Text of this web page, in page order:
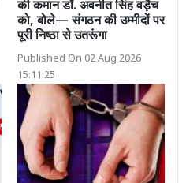
की कमान डॉ. अवनीत सिंह वड़ैच
को, बोले— संगठन की उम्मीदों पर
पूरी निष्ठा से उतरूंगा
Published On 02 Aug 2026
15:11:25